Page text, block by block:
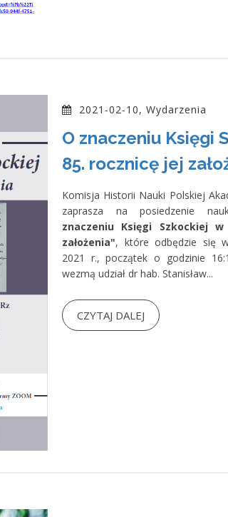
2021-02-10, Wydarzenia
O znaczeniu Księgi
85. rocznicę jej
Komisja Historii Nauki Polskiej
zaprasza na posiedzenie
znaczeniu Księgi Szkockiej
założenia", które odbędzie się
2021 r., początek o godzinie
wezmą udział dr hab. Stanisław...
CZYTAJ DALEJ